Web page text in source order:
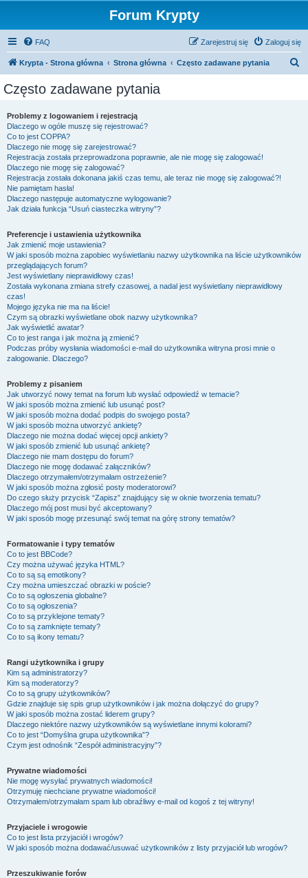
Forum Krypty
FAQ Zaloguj się
Zarejestruj się
Krypta - Strona główna Strona główna Często zadawane pytania
Często zadawane pytania
Problemy z logowaniem i rejestracją
Dlaczego w ogóle muszę się rejestrować?
Co to jest COPPA?
Dlaczego nie mogę się zarejestrować?
Rejestracja została przeprowadzona poprawnie, ale nie mogę się zalogować!
Dlaczego nie mogę się zalogować?
Rejestracja została dokonana jakiś czas temu, ale teraz nie mogę się zalogować?!
Nie pamiętam hasła!
Dlaczego następuje automatyczne wylogowanie?
Jak działa funkcja “Usuń ciasteczka witryny”?
Preferencje i ustawienia użytkownika
Jak zmienić moje ustawienia?
W jaki sposób można zapobiec wyświetlaniu nazwy użytkownika na liście użytkowników
przeglądających forum?
Jest wyświetlany nieprawidłowy czas!
Została wykonana zmiana strefy czasowej, a nadal jest wyświetlany nieprawidłowy
czas!
Mojego języka nie ma na liście!
Czym są obrazki wyświetlane obok nazwy użytkownika?
Jak wyświetlić awatar?
Co to jest ranga i jak można ją zmienić?
Podczas próby wysłania wiadomości e-mail do użytkownika witryna prosi mnie o
zalogowanie. Dlaczego?
Problemy z pisaniem
Jak utworzyć nowy temat na forum lub wysłać odpowiedź w temacie?
W jaki sposób można zmienić lub usunąć post?
W jaki sposób można dodać podpis do swojego posta?
W jaki sposób można utworzyć ankietę?
Dlaczego nie można dodać więcej opcji ankiety?
W jaki sposób zmienić lub usunąć ankietę?
Dlaczego nie mam dostępu do forum?
Dlaczego nie mogę dodawać załączników?
Dlaczego otrzymałem/otrzymałam ostrzeżenie?
W jaki sposób można zgłosić posty moderatorowi?
Do czego służy przycisk “Zapisz” znajdujący się w oknie tworzenia tematu?
Dlaczego mój post musi być akceptowany?
W jaki sposób mogę przesunąć swój temat na górę strony tematów?
Formatowanie i typy tematów
Co to jest BBCode?
Czy można używać języka HTML?
Co to są są emotikony?
Czy można umieszczać obrazki w poście?
Co to są ogłoszenia globalne?
Co to są ogłoszenia?
Co to są przyklejone tematy?
Co to są zamknięte tematy?
Co to są ikony tematu?
Rangi użytkownika i grupy
Kim są administratorzy?
Kim są moderatorzy?
Co to są grupy użytkowników?
Gdzie znajduje się spis grup użytkowników i jak można dołączyć do grupy?
W jaki sposób można zostać liderem grupy?
Dlaczego niektóre nazwy użytkowników są wyświetlane innymi kolorami?
Co to jest “Domyślna grupa użytkownika”?
Czym jest odnośnik “Zespół administracyjny”?
Prywatne wiadomości
Nie mogę wysyłać prywatnych wiadomości!
Otrzymuję niechciane prywatne wiadomości!
Otrzymałem/otrzymałam spam lub obraźliwy e-mail od kogoś z tej witryny!
Przyjaciele i wrogowie
Co to jest lista przyjaciół i wrogów?
W jaki sposób można dodawać/usuwać użytkowników z listy przyjaciół lub wrogów?
Przeszukiwanie forów